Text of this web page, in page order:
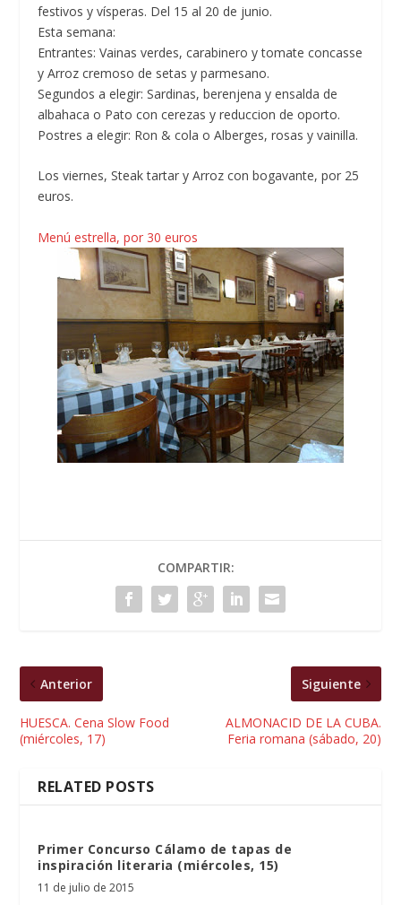
festivos y vísperas. Del 15 al 20 de junio.
Esta semana:
Entrantes: Vainas verdes, carabinero y tomate concasse
y Arroz cremoso de setas y parmesano.
Segundos a elegir: Sardinas, berenjena y ensalda de
albahaca o Pato con cerezas y reduccion de oporto.
Postres a elegir: Ron & cola o Alberges, rosas y vainilla.
Los viernes,Steak tartar y Arroz con bogavante,por 25
euros.
Menú estrella, por 30 euros
COMPARTIR:
Anterior
HUESCA. Cena Slow Food
(miércoles, 17)
Siguiente
ALMONACID DE LA CUBA.
Feria romana (sábado, 20)
RELATED POSTS
Primer Concurso Cálamo de tapas de
inspiración literaria (miércoles, 15)
11 de julio de 2015